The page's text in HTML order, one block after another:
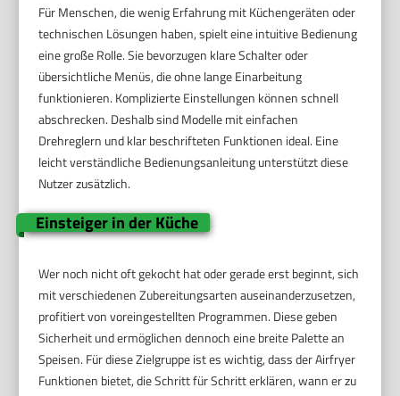
Für Menschen, die wenig Erfahrung mit Küchengeräten oder
technischen Lösungen haben, spielt eine intuitive Bedienung
eine große Rolle. Sie bevorzugen klare Schalter oder
übersichtliche Menüs, die ohne lange Einarbeitung
funktionieren. Komplizierte Einstellungen können schnell
abschrecken. Deshalb sind Modelle mit einfachen
Drehreglern und klar beschrifteten Funktionen ideal. Eine
leicht verständliche Bedienungsanleitung unterstützt diese
Nutzer zusätzlich.
Einsteiger in der Küche
Wer noch nicht oft gekocht hat oder gerade erst beginnt, sich
mit verschiedenen Zubereitungsarten auseinanderzusetzen,
profitiert von voreingestellten Programmen. Diese geben
Sicherheit und ermöglichen dennoch eine breite Palette an
Speisen. Für diese Zielgruppe ist es wichtig, dass der Airfryer
Funktionen bietet, die Schritt für Schritt erklären, wann er zu